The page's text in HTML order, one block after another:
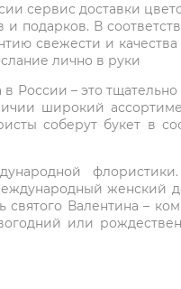
сервис доставки
подарков. В
свежести и
лично в руки
России – это
широкий
соберут букет в
женский
Валентина –
или